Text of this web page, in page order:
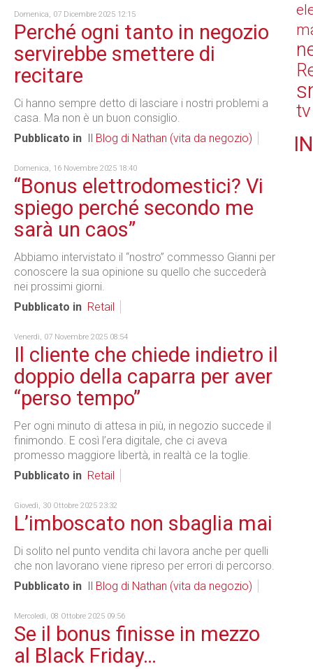
Domenica, 07 Dicembre 2025 12:15
Perché ogni tanto in negozio
servirebbe smettere di
recitare
Ci hanno sempre detto di lasciare i nostri problemi a
casa. Ma non è un buon consiglio.
Pubblicato in
Il Blog di Nathan (vita da negozio)
Domenica, 16 Novembre 2025 18:40
“Bonus elettrodomestici? Vi
spiego perché secondo me
sarà un caos”
Abbiamo intervistato il “nostro” commesso Gianni per
conoscere la sua opinione su quello che succederà
nei prossimi giorni.
Pubblicato in Retail
Venerdì, 07 Novembre 2025 08:54
Il cliente che chiede indietro il
doppio della caparra per aver
“perso tempo”
Per ogni minuto di attesa in più, in negozio succede il
finimondo. E così l’era digitale, che ci aveva
promesso maggiore libertà, in realtà ce la toglie.
Pubblicato in Retail
Giovedì, 30 Ottobre 2025 23:32
L’imboscato non sbaglia mai
Di solito nel punto vendita chi lavora anche per quelli
che non lavorano viene ripreso per errori di percorso.
Pubblicato in
Il Blog di Nathan (vita da negozio)
Mercoledì, 08 Ottobre 2025 09:56
Se il bonus finisse in mezzo
al Black Friday…
tv
IN